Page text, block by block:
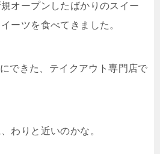
オープンしたばかりのスイー
ーツを食べてきました。
できた、テイクアウト専門店で
わりと近いのかな。